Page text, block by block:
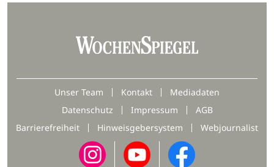
Unser Team Kontakt
Mediadaten
Datenschutz
Impressum
AGB
Barrierefreiheit
Hinweisgebersystem Webjournalist